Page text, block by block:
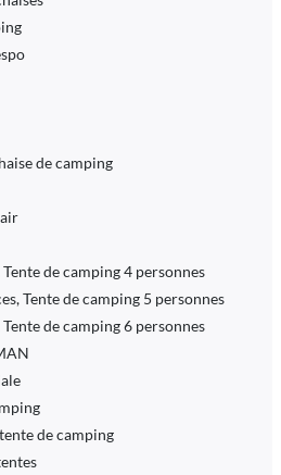
de camping
de camping 4 personnes
Tente de camping 5 personnes
de camping 6 personnes
de camping